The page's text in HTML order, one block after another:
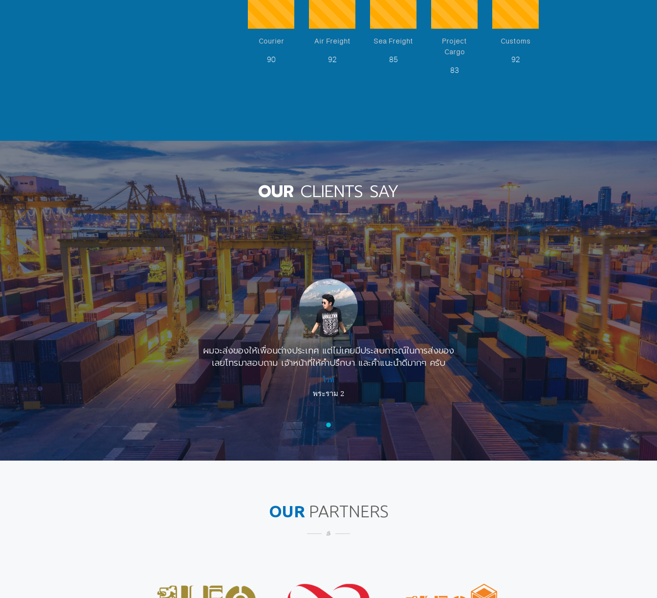
Courier
90
Air Freight
92
Sea Freight
85
Project
Cargo
83
Customs
92
OURCLIENTS SAY
ผมจะส่งของให้เพื่อนต่างประเทศ แต่ไม่เคยมีประสบการณ์ในการส่งของ
เลยโทรมาสอบถาม เจ้าหน้าที่ให้คำปรึกษา และคำแนะนำดีมากๆ ครับ
ไวท์
พระราม 2
OUR PARTNERS